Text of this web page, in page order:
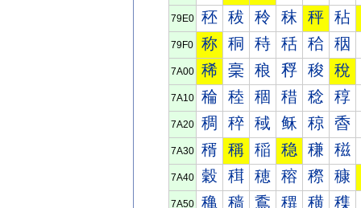
79E0 秠 秡 秢 秣 秤 秥
79F0 称 秱 秲 秳 秴 秵
7A00 稀 稁 稂 稃 稄 稅
7A10 稐 稑 稒 稓 稔 稕
7A20 稠 稡 稢 稣 稤 稥
7A30 稰 稱 稲 稳 稴 稵
7A40 穀 穁 穂 穃 穄 穅
7A50 穐 穑 穒 穓 穔 穕